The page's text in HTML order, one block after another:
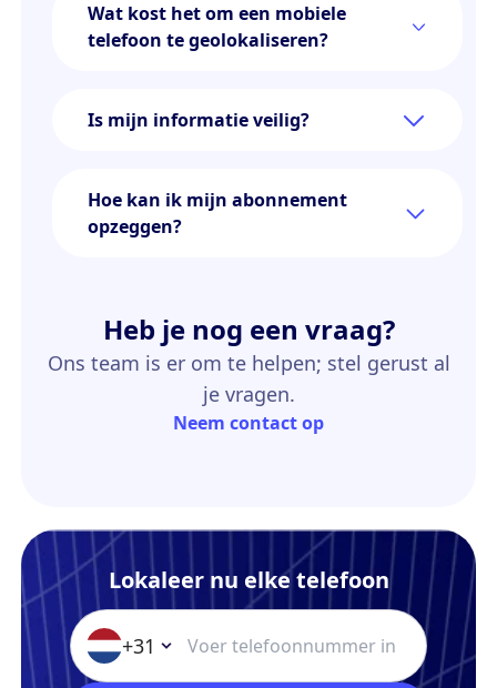
Wat kost het om een mobiele
telefoon te geolokaliseren?
Is mijn informatie veilig?
Hoe kan ik mijn abonnement
opzeggen?
Heb je nog een vraag?
Ons team is er om te helpen; stel gerust al
je vragen.
Neem contact op
Lokaleer nu elke telefoon
+31